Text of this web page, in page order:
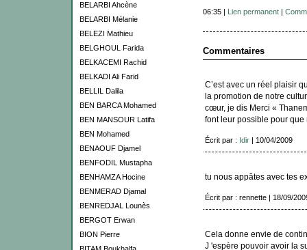
BELARBI Ahcène
BELARBI Mélanie
BELEZI Mathieu
BELGHOUL Farida
BELKACEMI Rachid
BELKADI Ali Farid
BELLIL Dalila
BEN BARCA Mohamed
BEN MANSOUR Latifa
BEN Mohamed
BENAOUF Djamel
BENFODIL Mustapha
BENHAMZA Hocine
BENMERAD Djamal
BENREDJAL Lounès
BERGOT Erwan
BION Pierre
06:35 | Lien permanent|
Commentaires
C’est avec un réel plaisir
la promotion de notre
cœur, je dis Merci «
font leur possible pour que
Écrit par : Idir| 10/04/2009
tu nous appâtes avec tes
Écrit par : rennette | 18/09/
Cela donne envie de
J 'espère pouvoir avoir la